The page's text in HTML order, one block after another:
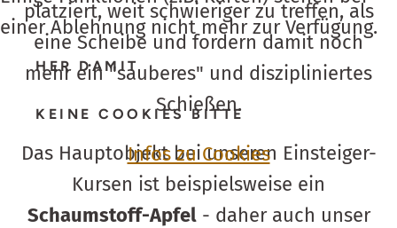
platziert, weit schwieriger zu treffen, als
eine Scheibe und fordern damit noch
mehr ein "sauberes" und diszipliniertes
Schießen.
Das Hauptobjekt bei unseren Einsteiger-
Kursen ist beispielsweise ein
Schaumstoff-Apfel- daher auch unser
einer Ablehnung nicht mehr zur Verfügung.
HER DAMIT
KEINE COOKIES BITTE
Infos zu Cookies